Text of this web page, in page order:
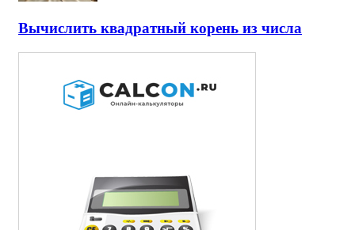
Вычислить квадратный корень из числа